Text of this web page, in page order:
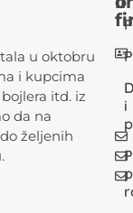
u oktobru
i kupcima
itd. iz
da na
željenih
i